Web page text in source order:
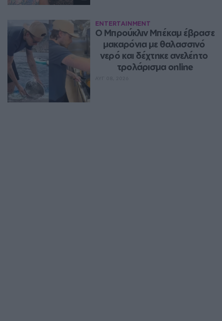
ENTERTAINMENT
Ο Μπρούκλιν Μπέκαμ έβρασε
μακαρόνια με θαλασσινό
νερό και δέχτηκε ανελέητο
τρολάρισμα online